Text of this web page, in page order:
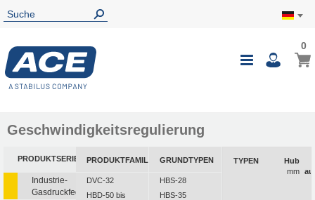
00
Geschwindigkeitsregulierung
PRODUKTSERIEN
Industrie-
Gasdruckfedern
PRODUKTFAMILIEN
DVC-32
HBD-50 bis
GRUNDTYPEN
HBS-28
HBS-35
TYPEN
Hub
mm